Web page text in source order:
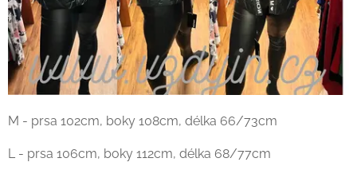
M - prsa 102cm, boky 108cm, délka 66/73cm
L - prsa 106cm, boky 112cm, délka 68/77cm